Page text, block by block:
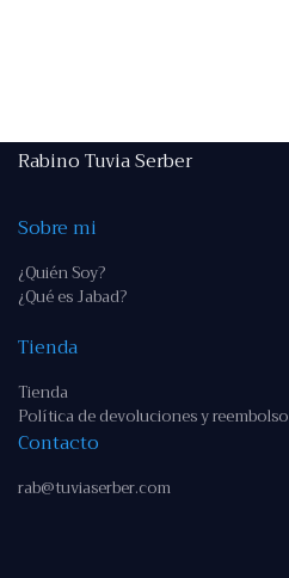
Rabino Tuvia Serber
Sobre mi
¿Quién Soy?
¿Qué es Jabad?
Tienda
Tienda
Política de devoluciones y reembolso
Contacto
rab@tuviaserber.com